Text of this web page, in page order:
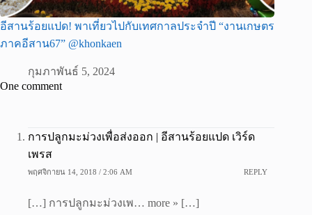
อีสานร้อยแปด! พาเที่ยวไปกับเทศกาลประจำปี “งานเกษตร
ภาคอีสาน67” @khonkaen
กุมภาพันธ์ 5, 2024
One comment
การปลูกมะม่วงเพื่อส่งออก | อีสานร้อยแปด เวิร์ด
เพรส
พฤศจิกายน 14, 2018 / 2:06 AM REPLY
[…] การปลูกมะม่วงเพ… more » […]